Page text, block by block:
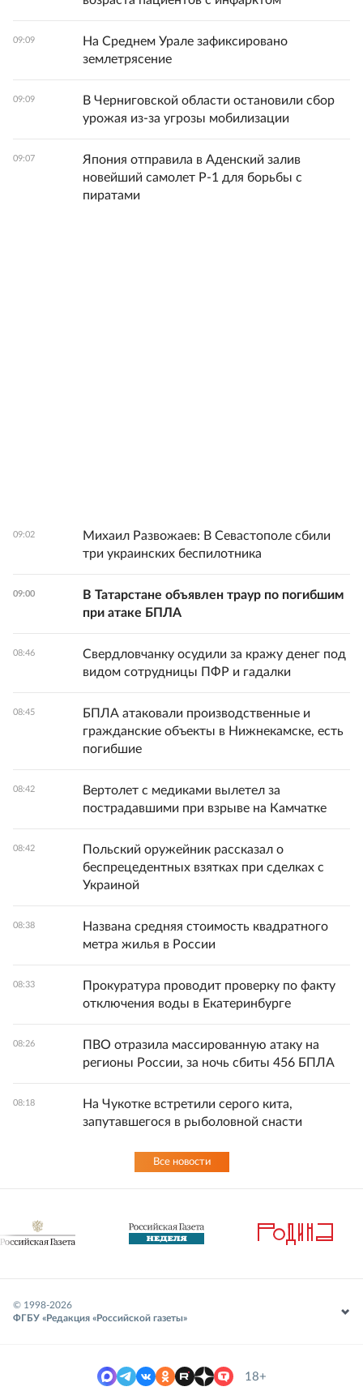
09:09
На Среднем Урале зафиксировано
землетрясение
09:09
В Черниговской области остановили сбор
урожая из-за угрозы мобилизации
09:07
Япония отправила в Аденский залив
новейший самолет Р-1 для борьбы с
пиратами
09:02
Михаил Развожаев: В Севастополе сбили
три украинских беспилотника
09:00
В Татарстане объявлен траур по погибшим
при атаке БПЛА
08:46
Свердловчанку осудили за кражу денег под
видом сотрудницы ПФР и гадалки
08:45
БПЛА атаковали производственные и
гражданские объекты в Нижнекамске, есть
погибшие
08:42
Вертолет с медиками вылетел за
пострадавшими при взрыве на Камчатке
08:42
Польский оружейник рассказал о
беспрецедентных взятках при сделках с
Украиной
08:38
Названа средняя стоимость квадратного
метра жилья в России
08:33
Прокуратура проводит проверку по факту
отключения воды в Екатеринбурге
08:26
ПВО отразила массированную атаку на
регионы России, за ночь сбиты 456 БПЛА
08:18
На Чукотке встретили серого кита,
запутавшегося в рыболовной снасти
Все новости
© 1998-2026
ФГБУ «Редакция «Российской газеты»
18+